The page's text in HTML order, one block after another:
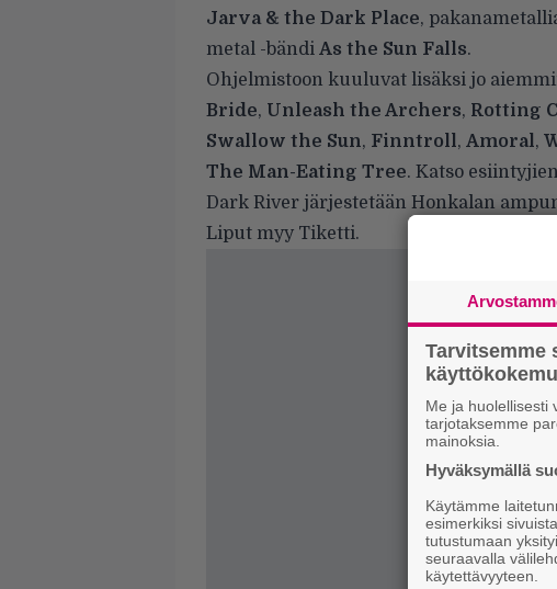
Jarva & the Dark Place,
metal -bändi As the Sun Falls.
Ohjelmistoon kuuluvat lisäksi jo
Bride, Unleash the Archers, Rotting
Swallow the Sun, Finntroll, Amoral,
The Man-Eating Tree. Katso
Dark River järjestetään Honkalan
Liput myy Tiketti.
Tarvitsemme
Me ja huolellisesti
tarjotaksemme
mainoksia.
Hyväksymällä
Käytämme
esimerkiksi
tutustumaan
seuraavalla
käytettävyyteen.